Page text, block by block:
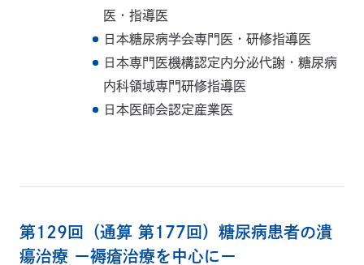
医・指導医
日本糖尿病学会専門医・研修指導医
日本専門医機構認定内分泌代謝・糖尿病
内科領域専門研修指導医
日本医師会認定産業医
第129回（通算 第177回）糖尿病患者の潰
瘍治療 ー褥瘡治療を中心にー